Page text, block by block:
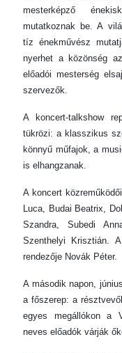
mesterképző
mutatkoznak be. A
tíz énekművész
nyerhet a közönség
előadói mesterség
szervezők.
A koncert-talkshow
tükrözi: a klasszikus
könnyű műfajok, a
is elhangzanak.
A koncert
Luca, Budai Beatrix,
Szandra, Subedi
Szenthelyi Krisztián.
rendezője Novák Péter.
A második napon,
a főszerep: a
egyes megállókon a
neves előadók várják